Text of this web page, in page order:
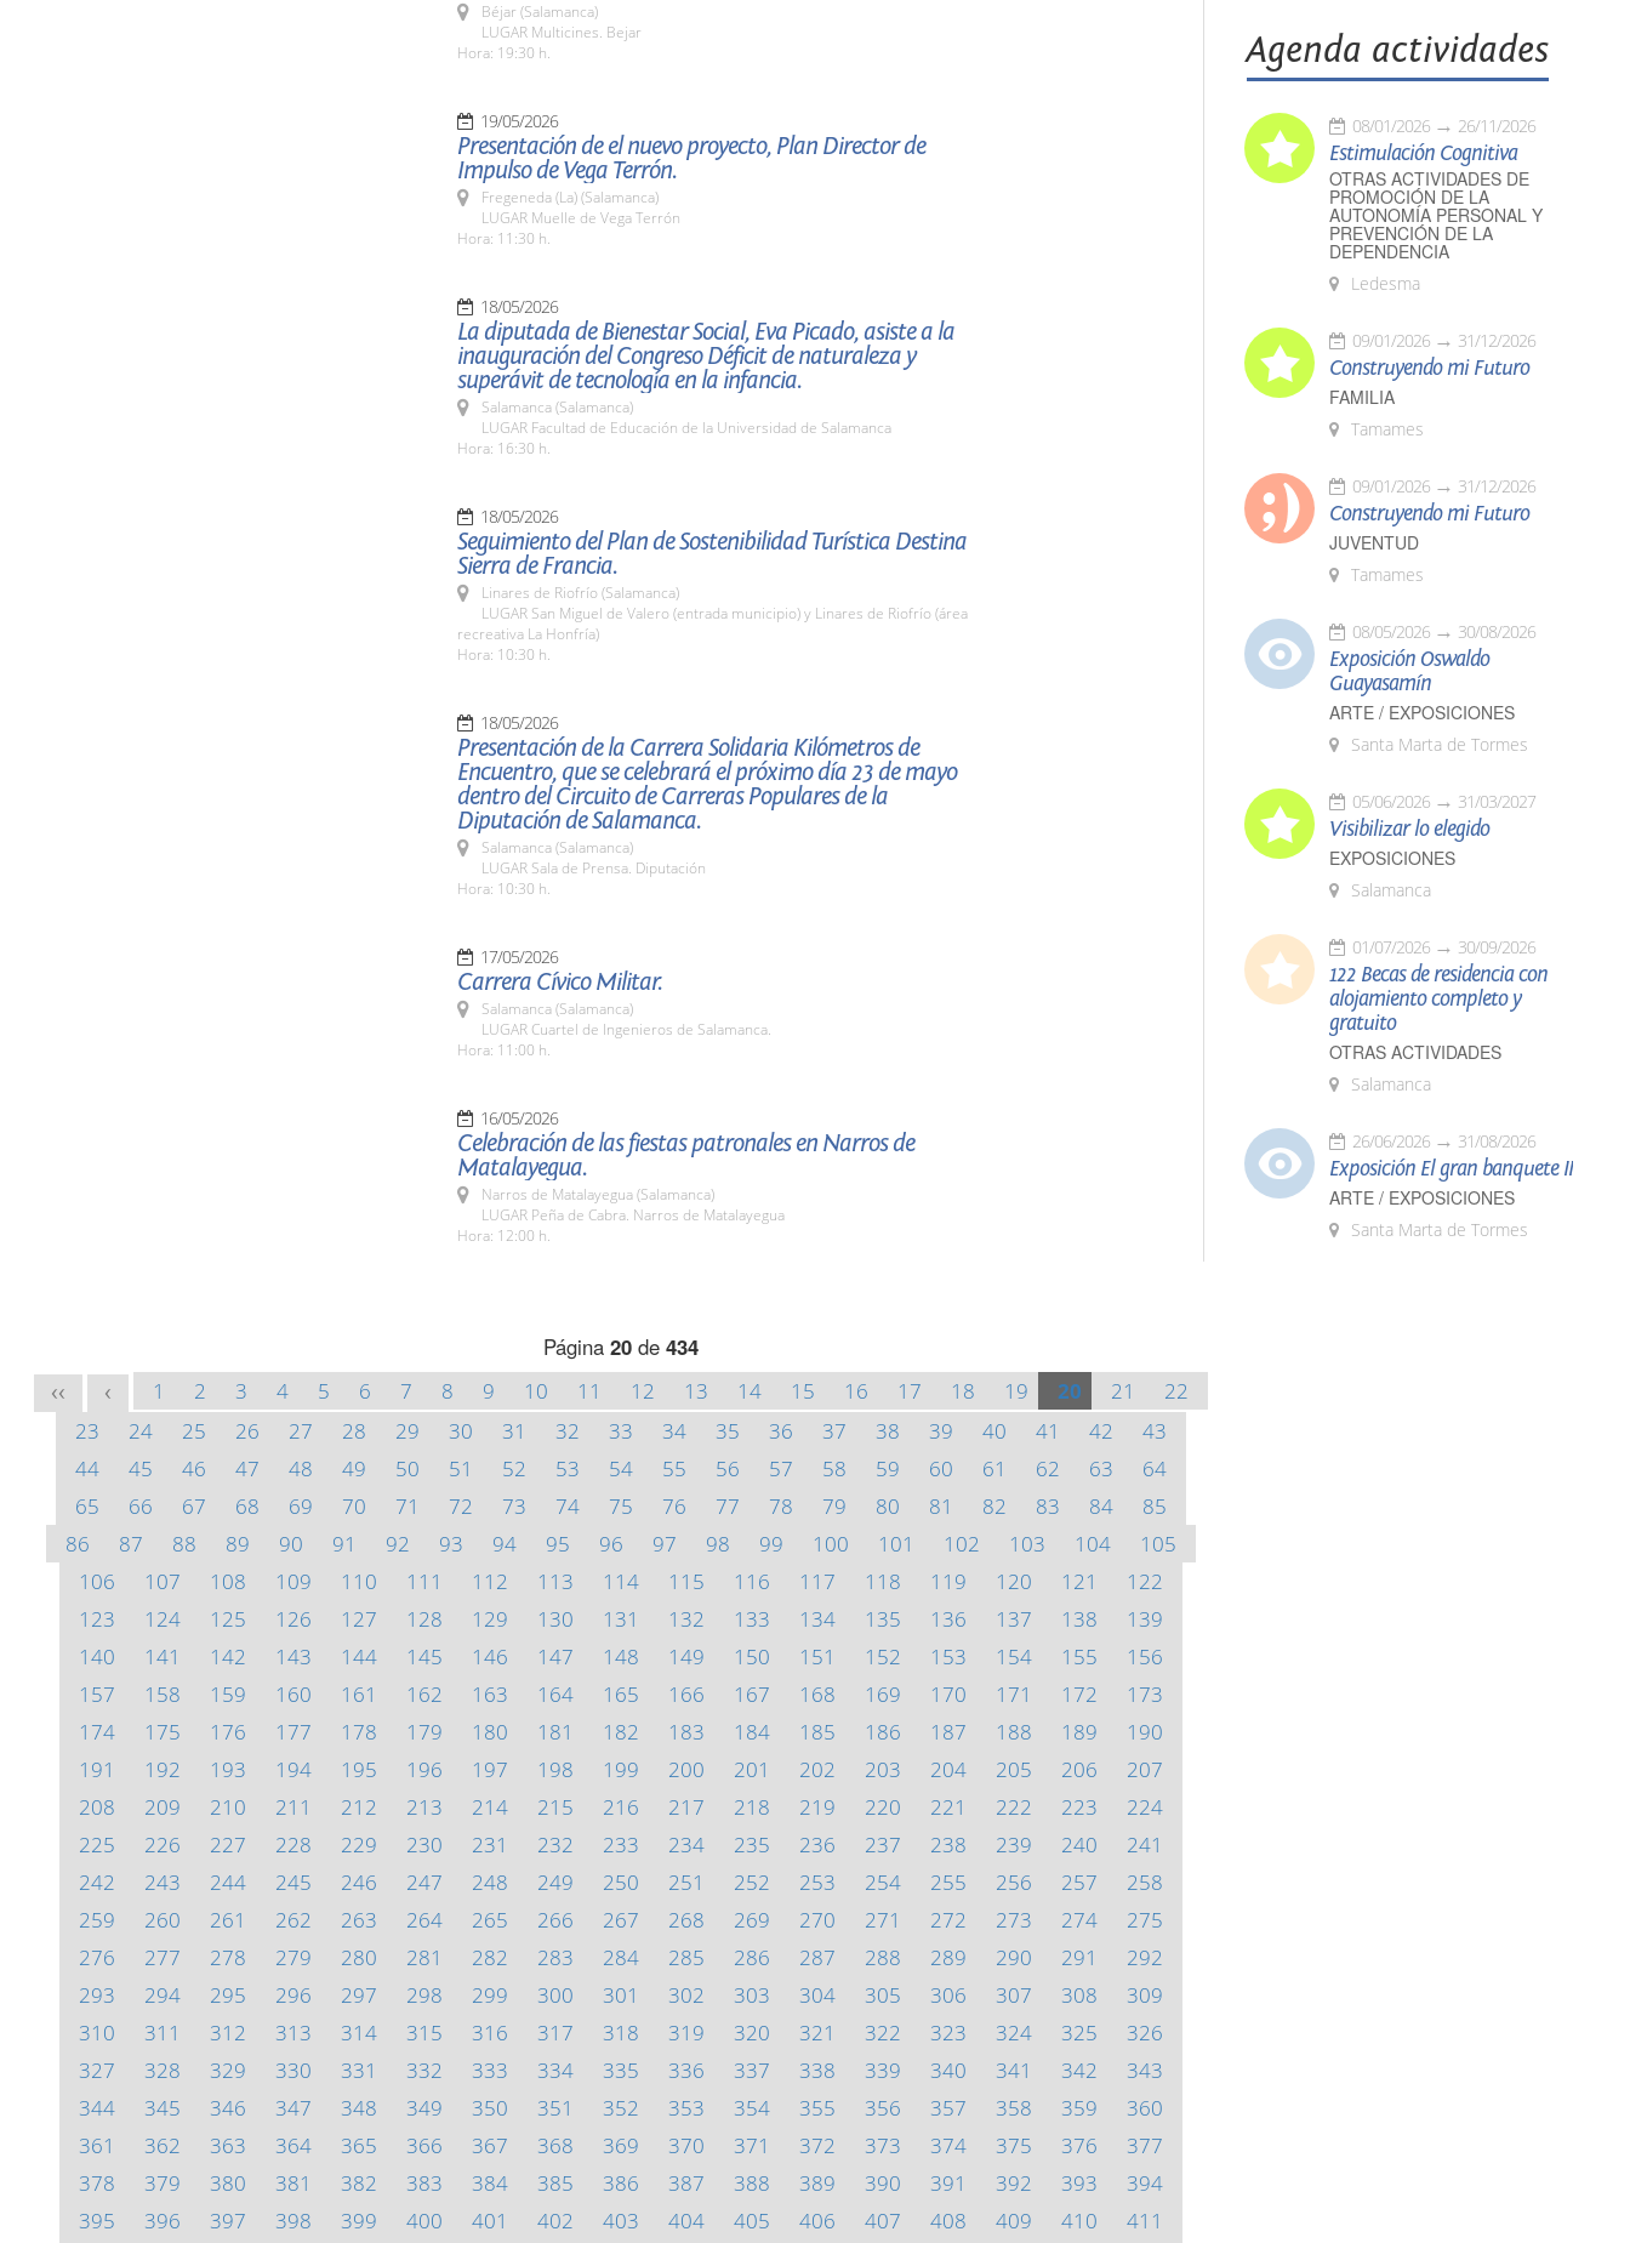
Béjar (Salamanca)
LUGAR Multicines. Bejar
Hora: 19:30 h.
19/05/2026
Presentación de el nuevo proyecto, Plan Director de
Impulso de Vega Terrón.
Fregeneda (La) (Salamanca)
LUGAR Muelle de Vega Terrón
Hora: 11:30 h.
18/05/2026
La diputada de Bienestar Social, Eva Picado, asiste a la
inauguración del Congreso Déficit de naturaleza y
superávit de tecnología en la infancia.
Salamanca (Salamanca)
LUGAR Facultad de Educación de la Universidad de Salamanca
Hora: 16:30 h.
18/05/2026
Seguimiento del Plan de Sostenibilidad Turística Destina
Sierra de Francia.
Linares de Riofrío (Salamanca)
LUGAR San Miguel de Valero (entrada municipio) y Linares de Riofrío (área
recreativa La Honfría)
Hora: 10:30 h.
18/05/2026
Presentación de la Carrera Solidaria Kilómetros de
Encuentro, que se celebrará el próximo día 23 de mayo
dentro del Circuito de Carreras Populares de la
Diputación de Salamanca.
Salamanca (Salamanca)
LUGAR Sala de Prensa. Diputación
Hora: 10:30 h.
17/05/2026
Carrera Cívico Militar.
Salamanca (Salamanca)
LUGAR Cuartel de Ingenieros de Salamanca.
Hora: 11:00 h.
16/05/2026
Celebración de las fiestas patronales en Narros de
Matalayegua.
Narros de Matalayegua (Salamanca)
LUGAR Peña de Cabra. Narros de Matalayegua
Hora: 12:00 h.
Página 20 de 434
<< < 1 2 3 4 5 6 7 8 9 10 11 12 13 14 15 16 17 18 19 20 21
22
23
24 25 26 27 28 29 30 31 32 33 34 35 36 37 38 39 40 41 42
43
44
45 46 47 48 49 50 51 52 53 54 55 56 57 58 59 60 61 62 63
64
65
66 67 68 69 70 71 72 73 74 75 76 77 78 79 80 81 82 83 84
85
86
87 88 89 90 91 92 93 94 95 96 97 98 99 100 101 102 103 104
105
106
107 108 109 110 111 112 113 114 115 116 117 118 119 120 121
122
123
124 125 126 127 128 129 130 131 132 133 134 135 136 137 138
139
140
141 142 143 144 145 146 147 148 149 150 151 152 153 154 155
156
157
158 159 160 161 162 163 164 165 166 167 168 169 170 171 172
173
174
175 176 177 178 179 180 181 182 183 184 185 186 187 188 189
190
191
192 193 194 195 196 197 198 199 200 201 202 203 204 205 206
207
208
209 210 211 212 213 214 215 216 217 218 219 220 221 222 223
224
225
226 227 228 229 230 231 232 233 234 235 236 237 238 239 240
241
242
243 244 245 246 247 248 249 250 251 252 253 254 255 256 257
258
259
260 261 262 263 264 265 266 267 268 269 270 271 272 273 274
275
276
277 278 279 280 281 282 283 284 285 286 287 288 289 290 291
292
293
294 295 296 297 298 299 300 301 302 303 304 305 306 307 308
309
310
311 312 313 314 315 316 317 318 319 320 321 322 323 324 325
326
327
328 329 330 331 332 333 334 335 336 337 338 339 340 341 342
343
344
345 346 347 348 349 350 351 352 353 354 355 356 357 358 359
360
361
362 363 364 365 366 367 368 369 370 371 372 373 374 375 376
377
378
379 380 381 382 383 384 385 386 387 388 389 390 391 392 393
394
395
396 397 398 399 400 401 402 403 404 405 406 407 408 409 410 411
Agenda actividades
08/01/2026 26/11/2026
Estimulación Cognitiva
OTRAS ACTIVIDADES DE
PROMOCIÓN DE LA
AUTONOMÍA PERSONAL Y
PREVENCIÓN DE LA
DEPENDENCIA
Ledesma
09/01/2026 31/12/2026
Construyendo mi Futuro
FAMILIA
Tamames
09/01/2026 31/12/2026
Construyendo mi Futuro
JUVENTUD
Tamames
08/05/2026 30/08/2026
Exposición Oswaldo
Guayasamín
ARTE / EXPOSICIONES
Santa Marta de Tormes
05/06/2026 31/03/2027
Visibilizar lo elegido
EXPOSICIONES
Salamanca
01/07/2026 30/09/2026
122 Becas de residencia con
alojamiento completo y
gratuito
OTRAS ACTIVIDADES
Salamanca
26/06/2026 31/08/2026
Exposición El gran banquete II
ARTE / EXPOSICIONES
Santa Marta de Tormes